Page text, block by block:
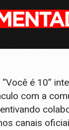
“Você é 10”
com a
canais